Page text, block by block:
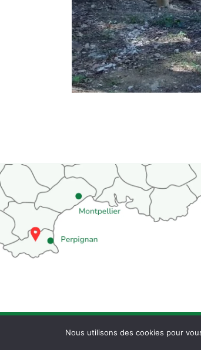
Nous utilisons des cookies pour